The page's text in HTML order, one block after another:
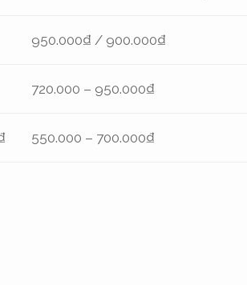
950.000₫ / 900.000₫
720.000 – 950.000₫
550.000 – 700.000₫